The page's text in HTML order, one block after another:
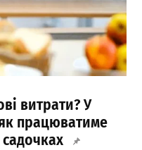
витрати? У
працюватиме